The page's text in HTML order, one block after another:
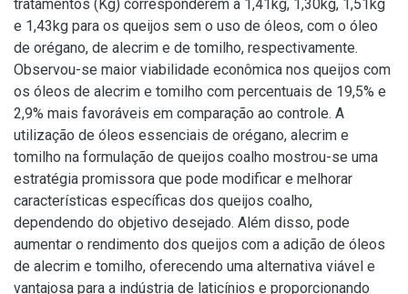
tratamentos (Kg) corresponderem a 1,41kg, 1,30kg, 1,51kg
e 1,43kg para os queijos sem o uso de óleos, com o óleo
de orégano, de alecrim e de tomilho, respectivamente.
Observou-se maior viabilidade econômica nos queijos com
os óleos de alecrim e tomilho com percentuais de 19,5% e
2,9% mais favoráveis em comparação ao controle. A
utilização de óleos essenciais de orégano, alecrim e
tomilho na formulação de queijos coalho mostrou-se uma
estratégia promissora que pode modificar e melhorar
características específicas dos queijos coalho,
dependendo do objetivo desejado. Além disso, pode
aumentar o rendimento dos queijos com a adição de óleos
de alecrim e tomilho, oferecendo uma alternativa viável e
vantajosa para a indústria de laticínios e proporcionando